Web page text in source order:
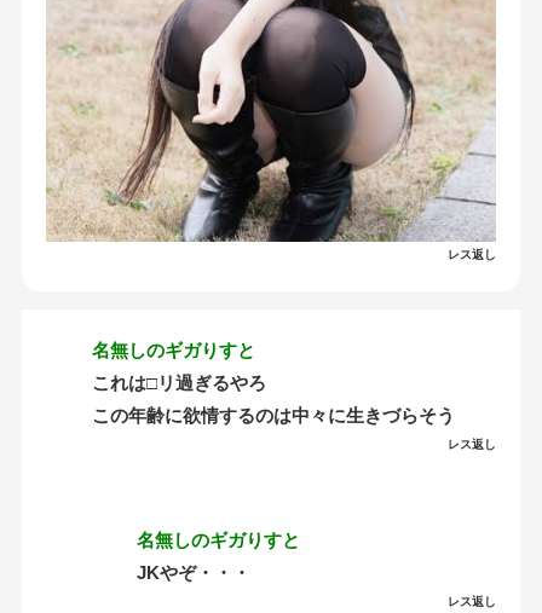
レス返し
名無しのギガりすと
これは□リ過ぎるやろ
この年齢に欲情するのは中々に生きづらそう
レス返し
名無しのギガりすと
JKやぞ・・・
レス返し